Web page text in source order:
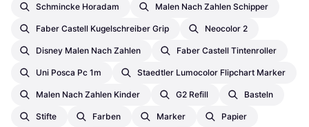
Schmincke Horadam Malen Nach Zahlen Schipper
Faber Castell Kugelschreiber Grip Neocolor 2
Disney Malen Nach Zahlen Faber Castell Tintenroller
Uni Posca Pc 1m Staedtler Lumocolor Flipchart Marker
Malen Nach Zahlen Kinder G2 Refill Basteln
Stifte Farben Marker Papier